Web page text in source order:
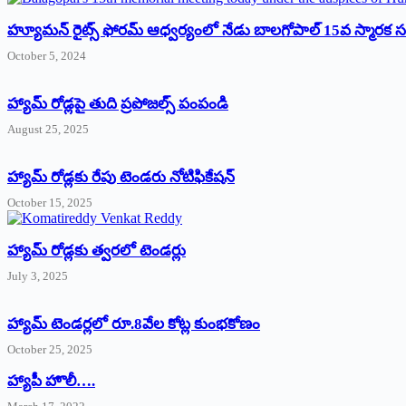
హ్యూమన్‌ రైట్స్‌ ఫోరమ్‌ ఆధ్వర్యంలో నేడు బాలగోపాల్‌ 15వ స్మారక
October 5, 2024
హ్యామ్‌ రోడ్లపై తుది ప్రపోజల్స్‌ పంపండి
August 25, 2025
హ్యామ్‌ రోడ్లకు రేపు టెండరు నోటిఫికేషన్‌
October 15, 2025
హ్యామ్‌ రోడ్లకు త్వరలో టెండర్లు
July 3, 2025
హ్యామ్‌ ‌టెండర్లలో రూ.8వేల కోట్ల కుంభకోణం
October 25, 2025
హ్యాపీ హొలీ….